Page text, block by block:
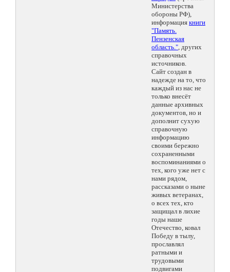
Министерства
обороны РФ),
информация книги
"Память.
Пензенская
область.", других
справочных
источников.
Сайт создан в
надежде на то, что
каждый из нас не
только внесёт
данные архивных
документов, но и
дополнит сухую
справочную
информацию
своими бережно
сохраненными
воспоминаниями о
тех, кого уже нет с
нами рядом,
рассказами о ныне
живых ветеранах,
о всех тех, кто
защищал в лихие
годы наше
Отечество, ковал
Победу в тылу,
прославлял
ратными и
трудовыми
подвигами